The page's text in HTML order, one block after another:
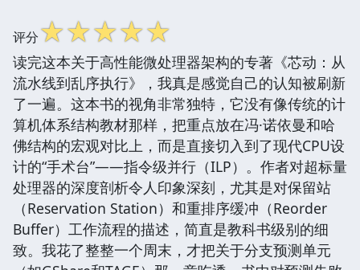
评分☆☆☆☆☆
读完这本关于高性能微处理器架构的专著《芯动：从
流水线到乱序执行》，我真是感觉自己的认知被刷新
了一遍。这本书的视角非常独特，它没有像传统的计
算机体系结构教材那样，把重点放在冯·诺依曼和哈
佛结构的宏观对比上，而是直接切入到了现代CPU设
计的“手术台”——指令级并行（ILP）。作者对超标量
处理器的深度剖析令人印象深刻，尤其是对保留站
（Reservation Station）和重排序缓冲（Reorder
Buffer）工作流程的描述，简直是教科书级别的细
致。我花了整整一个周末，才把关于分支预测单元